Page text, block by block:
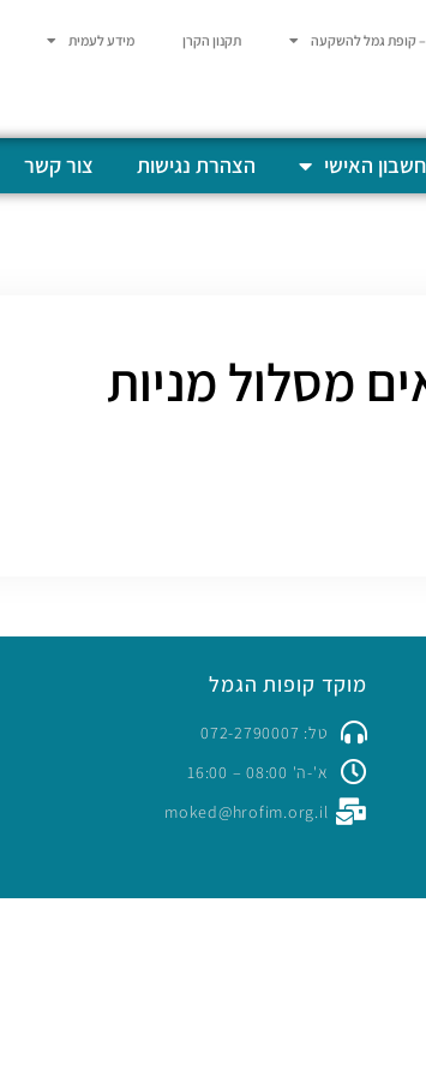
קופת גמל להשקעה תקנון הקרן מידע לעמית
האישי הצהרת נגישות צור קשר
מוקד קופות הגמל
טל: 072-2790007
א'-ה' 08:00 – 16:00
moked@hrofim.org.il